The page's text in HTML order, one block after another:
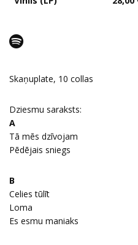
Skaņuplate, 10 collas
Dziesmu saraksts:
A
Tā mēs dzīvojam
Pēdējais sniegs
B
Celies tūlīt
Loma
Es esmu maniaks